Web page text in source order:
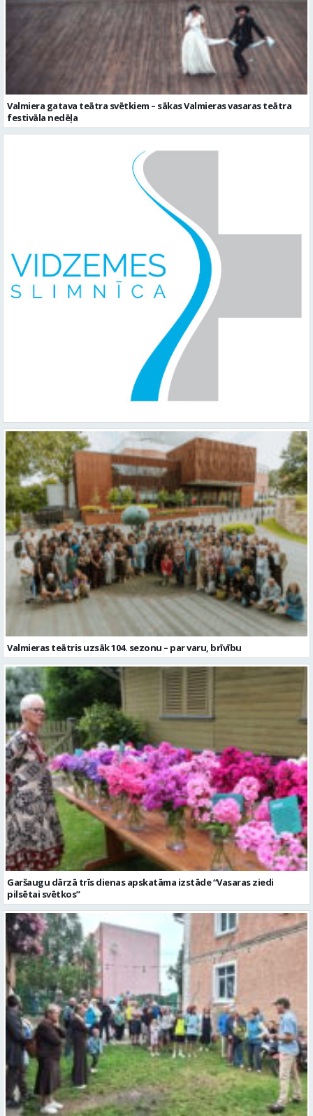
Valmiera gatava teātra svētkiem – sākas Valmieras vasaras teātra
festivāla nedēļa
Valmieras teātris uzsāk 104. sezonu – par varu, brīvību
Garšaugu dārzā trīs dienas apskatāma izstāde “Vasaras ziedi
pilsētai svētkos”